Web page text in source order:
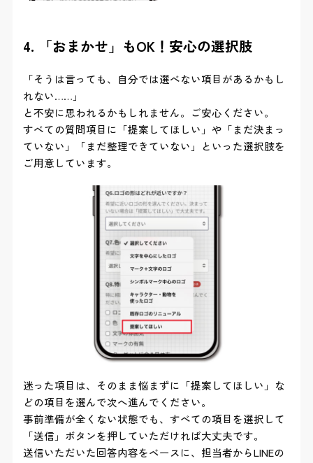
4. 「おまかせ」もOK！安心の選択肢
「そうは言っても、自分では選べない項目があるかもし
れない……」
と不安に思われるかもしれません。ご安心ください。
すべての質問項目に「提案してほしい」や「まだ決まっ
ていない」「まだ整理できていない」といった選択肢を
ご用意しています。
迷った項目は、そのまま悩まずに「提案してほしい」な
どの項目を選んで次へ進んでください。
事前準備が全くない状態でも、すべての項目を選択して
「送信」ボタンを押していただければ大丈夫です。
送信いただいた回答内容をベースに、担当者からLINEの